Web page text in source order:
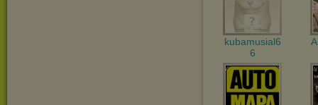
kubamusial6
6